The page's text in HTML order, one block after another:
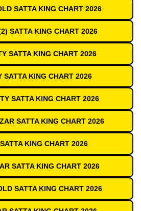
SATTA KING CHART 2026
SATTA KING CHART 2026
SATTA KING CHART 2026
SATTA KING CHART 2026
SATTA KING CHART 2026
SATTA KING CHART 2026
KING CHART 2026
SATTA KING CHART 2026
SATTA KING CHART 2026